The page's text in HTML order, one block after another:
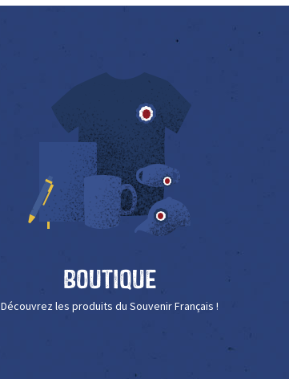
Boutique
Découvrez les produits du Souvenir Français !